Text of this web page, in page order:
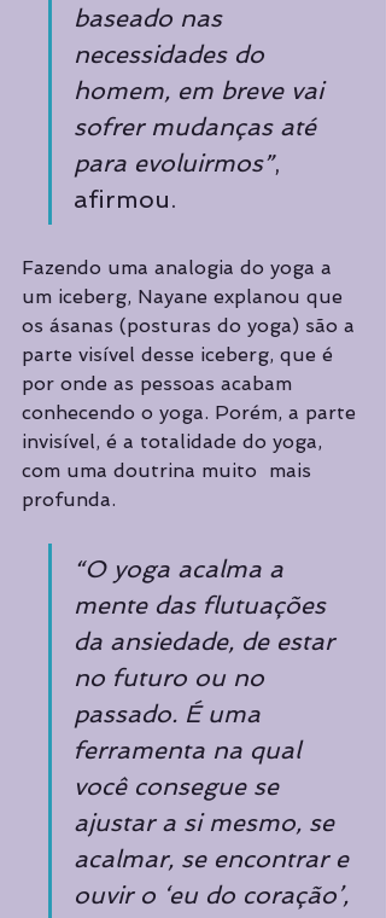
baseado nas
necessidades do
homem, em breve vai
sofrer mudanças até
para evoluirmos”,
afirmou.
Fazendo uma analogia do yoga a
um iceberg, Nayane explanou que
os ásanas (posturas do yoga) são a
parte visível desse iceberg, que é
por onde as pessoas acabam
conhecendo o yoga. Porém, a parte
invisível, é a totalidade do yoga,
com uma doutrina muito  mais
profunda.
“O yoga acalma a
mente das flutuações
da ansiedade, de estar
no futuro ou no
passado. É uma
ferramenta na qual
você consegue se
ajustar a si mesmo, se
acalmar, se encontrar e
ouvir o ‘eu do coração’,